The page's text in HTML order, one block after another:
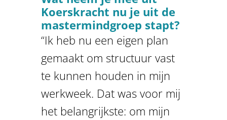
Koerskracht nu je uit de
mastermindgroep stapt?
“Ik heb nu een eigen plan
gemaakt om structuur vast
te kunnen houden in mijn
werkweek. Dat was voor mij
het belangrijkste: om mijn